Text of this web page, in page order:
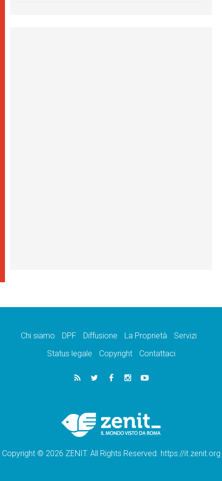
Chi siamo DPF Diffusione La Proprietà
Servizi
Status legale
Copyright Contattaci
Copyright © 2026 ZENIT. All Rights Reserved. https://it.zenit.org